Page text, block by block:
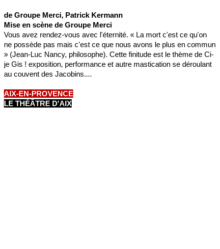
de Groupe Merci, Patrick Kermann
Mise en scène de Groupe Merci
Vous avez rendez-vous avec l'éternité. « La mort c'est ce qu'on
ne possède pas mais c'est ce que nous avons le plus en commun
» (Jean-Luc Nancy, philosophe). Cette finitude est le thème de Ci-
je Gis ! exposition, performance et autre mastication se déroulant
au couvent des Jacobins....
AIX-EN-PROVENCE
LE THÉÂTRE D'AIX